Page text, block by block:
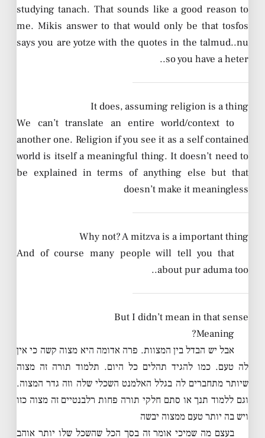
studying tanach. That sounds like a good reason to
me. Mikis answer to that would only be that tosfos
says you are yotze with the quotes in the talmud..nu
so you have a heter..
It does, assuming religion is a thing
We can’t translate an entire world/context to
another one. Religion if you see it as a self contained
world is itself a meaningful thing. It doesn’t need to
be explained in terms of anything else but that
doesn’t make it meaningless
Why not? A mitzva is a important thing
And of course many people will tell you that
about pur aduma too..
But I didn’t mean in that sense
Meaning?
אבל יש הבדל בין המצוות. פרה אדומה היא מצוה קשה כי אין
לה טעם. כמו להגיד תהלים כל היום. תלמוד תורה זה מצוה
שיותר מתחברים לה בגלל האלמנט השכלי שלה וזה גדר המצוה.
וגם ללמוד תנך או סתם חלקי תורה פחות רלבנטיים זה מצוה כזו
ויש בה יותר טעם ממצוה יבשה
בעצם מה שמיכי אומר זה בסך הכל שהשכל שלו יותר אוהב